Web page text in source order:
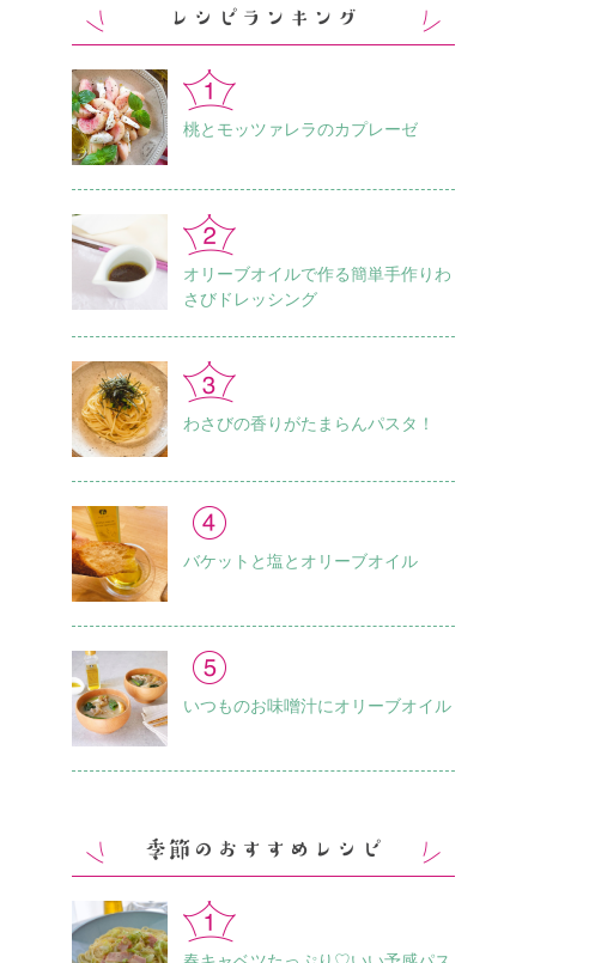
桃とモッツァレラのカプレーゼ
オリーブオイルで作る簡単手作りわ
さびドレッシング
わさびの香りがたまらんパスタ！
バケットと塩とオリーブオイル
いつものお味噌汁に オリーブオイル